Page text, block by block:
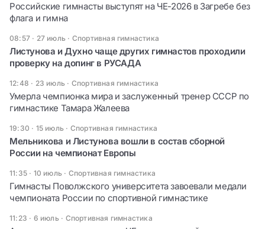
Российские гимнасты выступят на ЧЕ-2026 в Загребе без
флага и гимна
08:57 · 27 июль · Спортивная гимнастика
Листунова и Духно чаще других гимнастов проходили
проверку на допинг в РУСАДА
12:48 · 23 июль · Спортивная гимнастика
Умерла чемпионка мира и заслуженный тренер СССР по
гимнастике Тамара Жалеева
19:30 · 15 июль · Спортивная гимнастика
Мельникова и Листунова вошли в состав сборной
России на чемпионат Европы
11:35 · 10 июль · Спортивная гимнастика
Гимнасты Поволжского университета завоевали медали
чемпионата России по спортивной гимнастике
11:23 · 6 июль· Спортивная гимнастика